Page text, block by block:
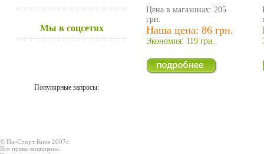
Мы в соцсетях
Популярные запросы:
Цена в магазинах: 205
грн.
Наша цена: 86 грн.
Экономия: 119 грн.
© Ин-Спорт Киев 2007г.
Все права защищены.